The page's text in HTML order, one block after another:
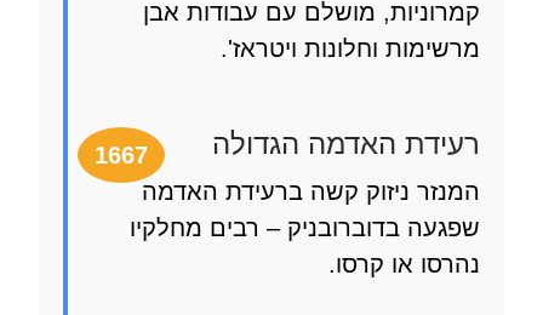
מושלם עם עבודות אבן
וחלונות ויטראז'.
1667 האדמה הגדולה
ניזוק קשה ברעידת האדמה
בדוברובניק – רבים מחלקיו
או קרסו.